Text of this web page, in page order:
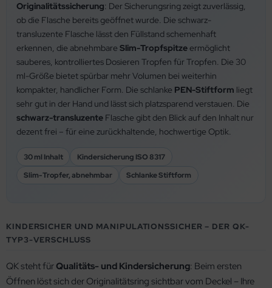
Originalitätssicherung: Der Sicherungsring zeigt zuverlässig,
ob die Flasche bereits geöffnet wurde. Die schwarz-
transluzente Flasche lässt den Füllstand schemenhaft
erkennen, die abnehmbare Slim-Tropfspitzeermöglicht
sauberes, kontrolliertes Dosieren Tropfen für Tropfen. Die 30
ml-Größe bietet spürbar mehr Volumen bei weiterhin
kompakter, handlicher Form. Die schlanke PEN-Stiftform liegt
sehr gut in der Hand und lässt sich platzsparend verstauen. Die
schwarz-transluzente Flasche gibt den Blick auf den Inhalt nur
dezent frei – für eine zurückhaltende, hochwertige Optik.
30 ml Inhalt
Kindersicherung ISO 8317
Slim-Tropfer, abnehmbar
Schlanke Stiftform
KINDERSICHER UND MANIPULATIONSSICHER – DER QK-
TYP3-VERSCHLUSS
QK steht fürQualitäts- und Kindersicherung: Beim ersten
Öffnen löst sich der Originalitätsring sichtbar vom Deckel – Ihre